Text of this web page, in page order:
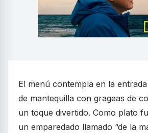
El menú contempla en la
de mantequilla con grageas de
un toque divertido. Como plato
un emparedado llamado “de la